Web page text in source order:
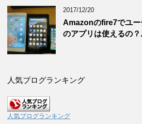
2017/12/20
Amazonのfire7でユー
のアプリは使えるの
人気ブログランキング
人気ブログランキング